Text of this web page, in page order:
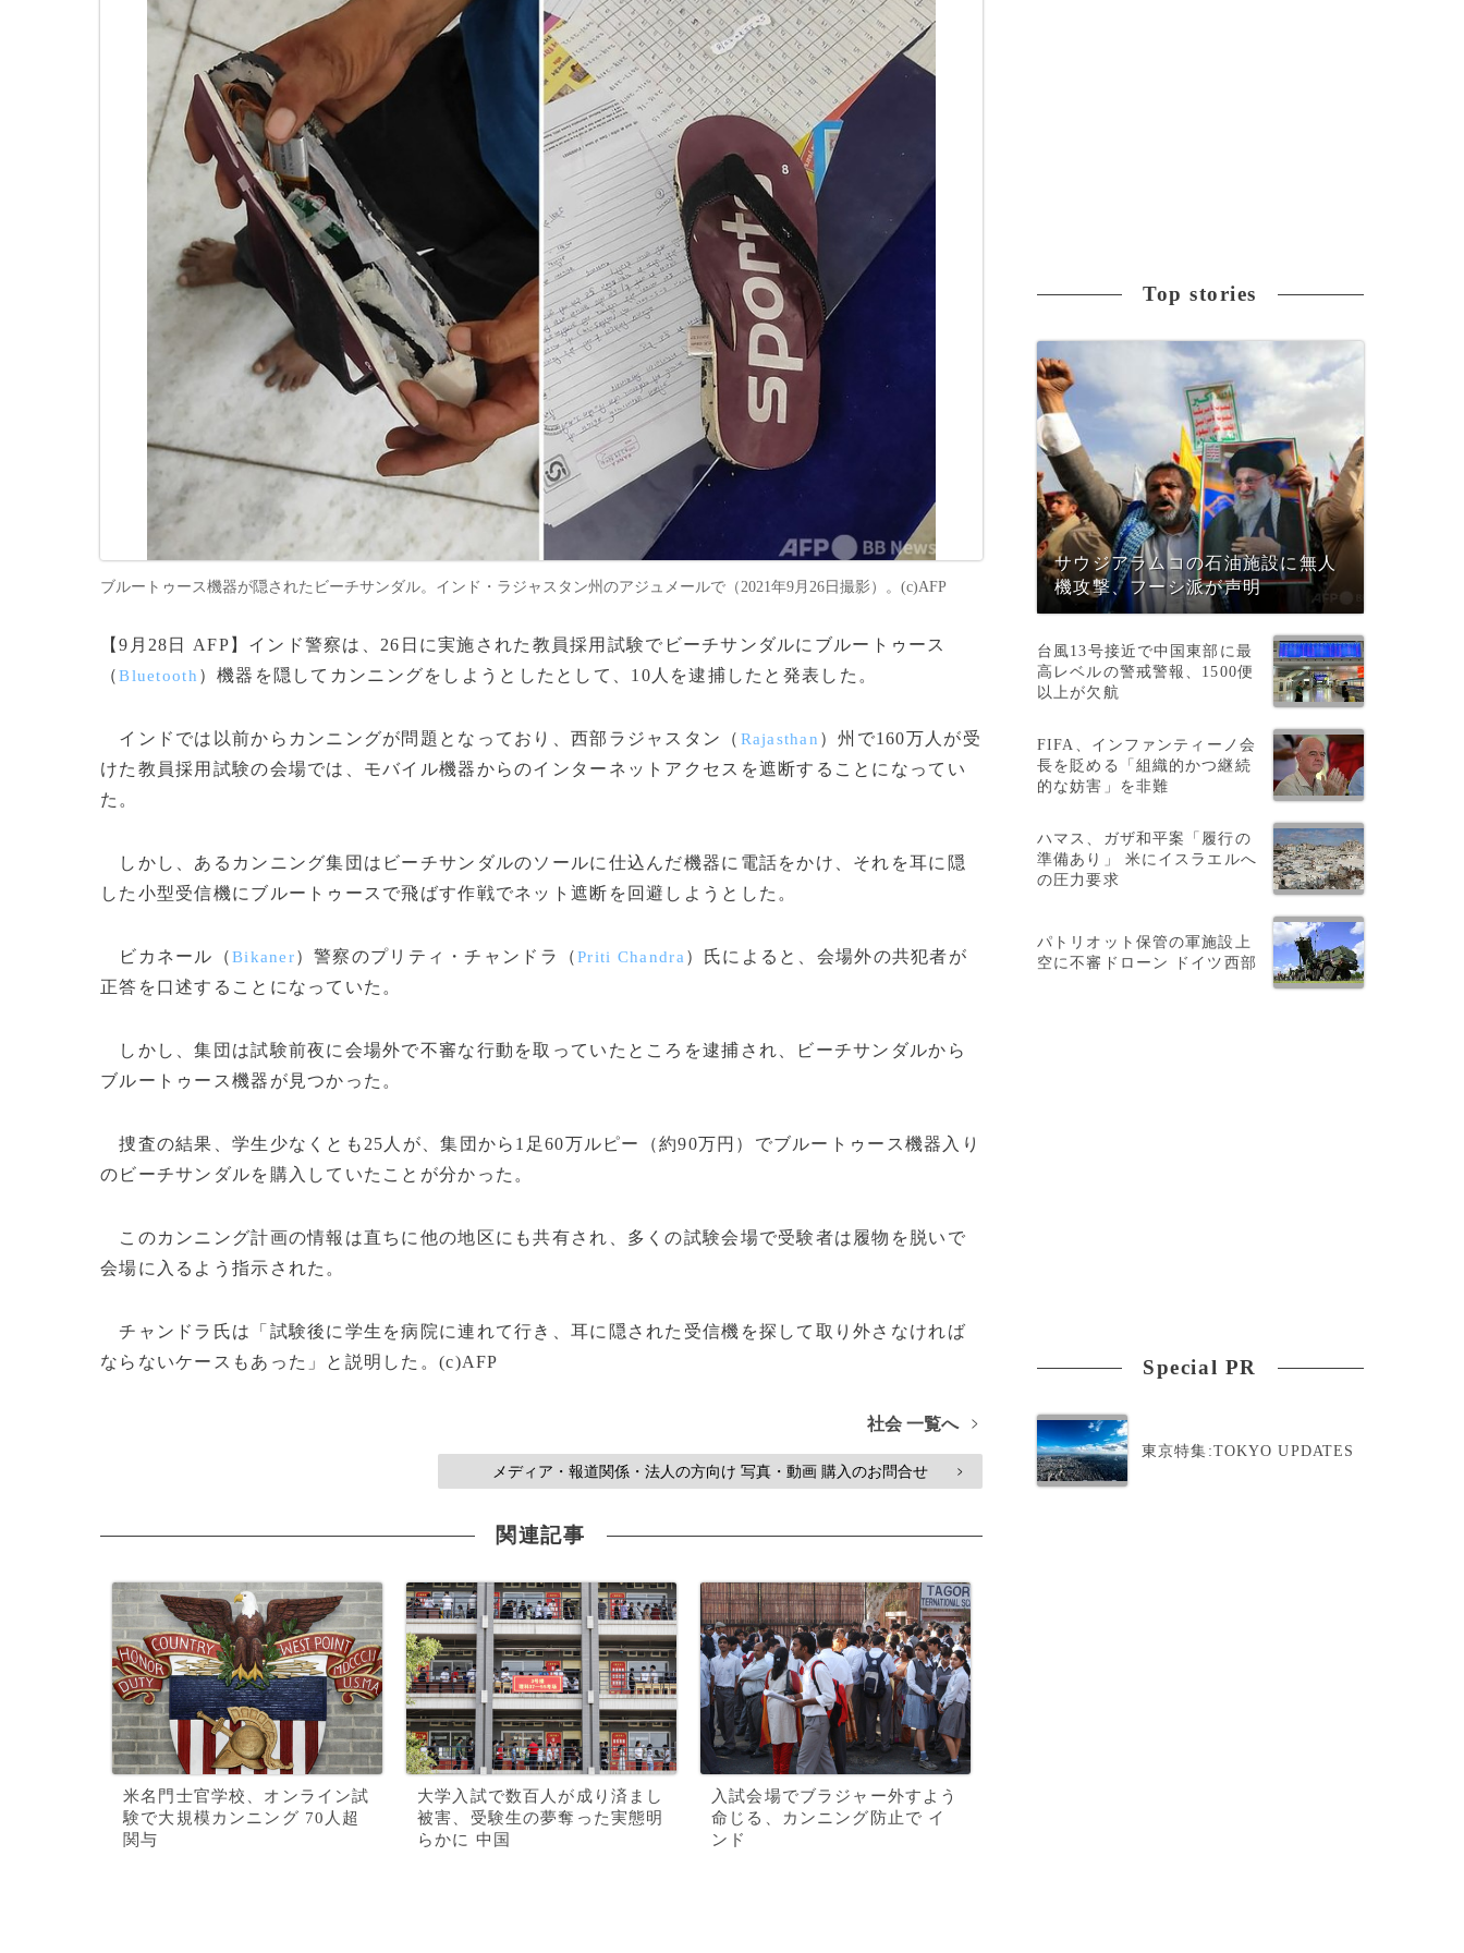
ブルートゥース機器が隠されたビーチサンダル。インド・ラジャスタン州のアジュメールで（2021年9月26日撮影）。(c)AFP
【9月28日 AFP】インド警察は、26日に実施された教員採用試験でビーチサンダルにブルートゥース
（Bluetooth ）機器を隠してカンニングをしようとしたとして、10人を逮捕したと発表した。
インドでは以前からカンニングが問題となっており、西部ラジャスタン（ Rajasthan ）州で160万人が受
けた教員採用試験の会場では、モバイル機器からのインターネットアクセスを遮断することになってい
た。
しかし、あるカンニング集団はビーチサンダルのソールに仕込んだ機器に電話をかけ、それを耳に隠
した小型受信機にブルートゥースで飛ばす作戦でネット遮断を回避しようとした。
ビカネール（Bikaner）警察のプリティ・チャンドラ（Priti Chandra ）氏によると、会場外の共犯者が
正答を口述することになっていた。
しかし、集団は試験前夜に会場外で不審な行動を取っていたところを逮捕され、ビーチサンダルから
ブルートゥース機器が見つかった。
捜査の結果、学生少なくとも25人が、集団から1足60万ルピー（約90万円）でブルートゥース機器入り
のビーチサンダルを購入していたことが分かった。
このカンニング計画の情報は直ちに他の地区にも共有され、多くの試験会場で受験者は履物を脱いで
会場に入るよう指示された。
チャンドラ氏は「試験後に学生を病院に連れて行き、耳に隠された受信機を探して取り外さなければ
ならないケースもあった」と説明した。(c)AFP
社会 一覧へ >
メディア・報道関係・法人の方向け 写真・動画 購入のお問合せ >
関連記事
米名門士官学校、オンライン試
験で大規模カンニング 70人超
関与
大学入試で数百人が成り済まし
被害、受験生の夢奪った実態明
らかに 中国
入試会場でブラジャー外すよう
命じる、カンニング防止で イ
ンド
Top stories
サウジアラムコの石油施設に無人
機攻撃、フーシ派が声明
台風13号接近で中国東部に最
高レベルの警戒警報、1500便
以上が欠航
FIFA、インファンティーノ会
長を貶める「組織的かつ継続
的な妨害」を非難
ハマス、ガザ和平案「履行の
準備あり」 米にイスラエルへ
の圧力要求
パトリオット保管の軍施設上
空に不審ドローン ドイツ西部
Special PR
東京特集:TOKYO UPDATES